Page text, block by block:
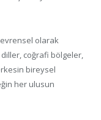
evrensel olarak
coğrafi bölgeler,
bireysel
her ulusun